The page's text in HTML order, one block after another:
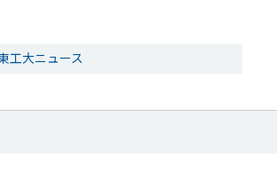
工大ニュース